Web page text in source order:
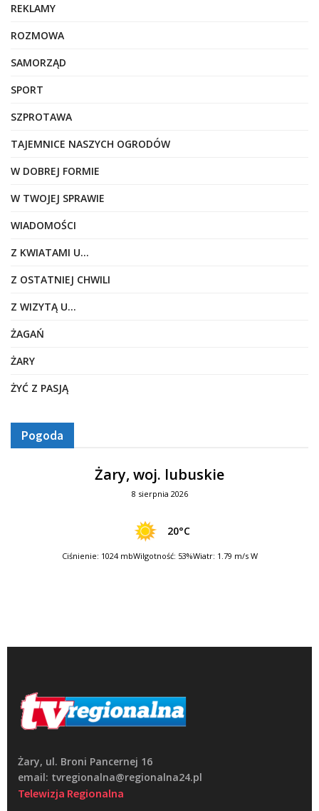
REKLAMY
ROZMOWA
SAMORZĄD
SPORT
SZPROTAWA
TAJEMNICE NASZYCH OGRODÓW
W DOBREJ FORMIE
W TWOJEJ SPRAWIE
WIADOMOŚCI
Z KWIATAMI U…
Z OSTATNIEJ CHWILI
Z WIZYTĄ U…
ŻAGAŃ
ŻARY
ŻYĆ Z PASJĄ
Pogoda
Żary, woj. lubuskie
8 sierpnia 2026
20°C
Ciśnienie: 1024 mbWilgotność: 53%Wiatr: 1.79 m/s W
Żary, ul. Broni Pancernej 16
email: tvregionalna@regionalna24.pl
Telewizja Regionalna